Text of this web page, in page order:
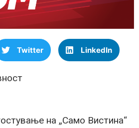
Twitter LinkedIn
на „Само Вистина“